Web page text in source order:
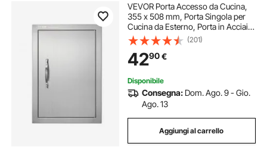
VEVOR Porta Accesso da Cucina,
355 x 508 mm, Porta Singola per
Cucina da Esterno, Porta in Acciaio
Inox con Montaggio a Incasso,
Isola Cucina, Stazione Cucina,
Mobile da Esterno
(201)
4290€
Disponibile
Consegna: Dom. Ago. 9 - Gio.
Ago. 13
Aggiungi al carrello